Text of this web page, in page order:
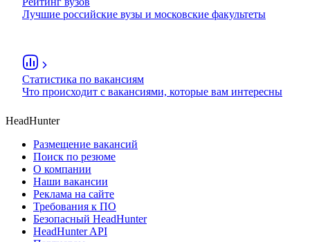
Лучшие российские вузы и московские факультеты
Статистика по вакансиям
Что происходит с вакансиями, которые вам интересны
HeadHunter
Размещение вакансий
Поиск по резюме
О компании
Наши вакансии
Реклама на сайте
Требования к ПО
Безопасный HeadHunter
HeadHunter API